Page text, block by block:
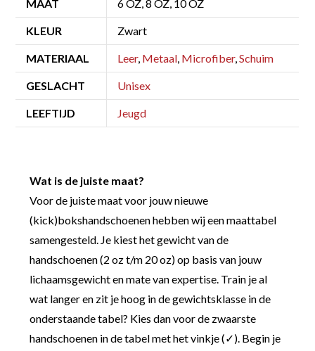
MAAT 6 OZ, 8 OZ, 10 OZ
KLEUR Zwart
MATERIAAL Leer, Metaal, Microfiber,Schuim
GESLACHT Unisex
LEEFTIJD Jeugd
Wat is de juiste maat?
Voor de juiste maat voor jouw nieuwe
(kick)bokshandschoenen hebben wij een maattabel
samengesteld. Je kiest het gewicht van de
handschoenen (2 oz t/m 20 oz) op basis van jouw
lichaamsgewicht en mate van expertise. Train je al
wat langer en zit je hoog in de gewichtsklasse in de
onderstaande tabel? Kies dan voor de zwaarste
handschoenen in de tabel met het vinkje (✓). Begin je